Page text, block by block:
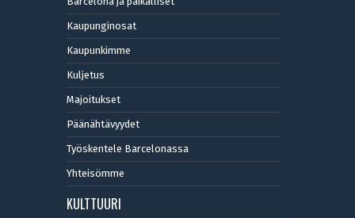
Kaupunginosat
Kaupunkimme
Kuljetus
Majoitukset
Päänähtävyydet
Työskentele Barcelonassa
Yhteisömme
KULTTUURI